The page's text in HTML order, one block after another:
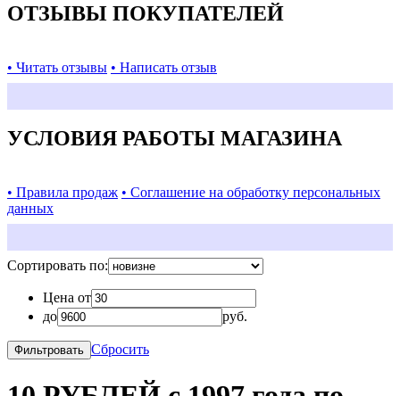
ОТЗЫВЫ ПОКУПАТЕЛЕЙ
• Читать отзывы • Написать отзыв
УСЛОВИЯ РАБОТЫ МАГАЗИНА
• Правила продаж • Соглашение на обработку персональных
данных
Сортировать по:
Цена от
до
руб.
Сбросить